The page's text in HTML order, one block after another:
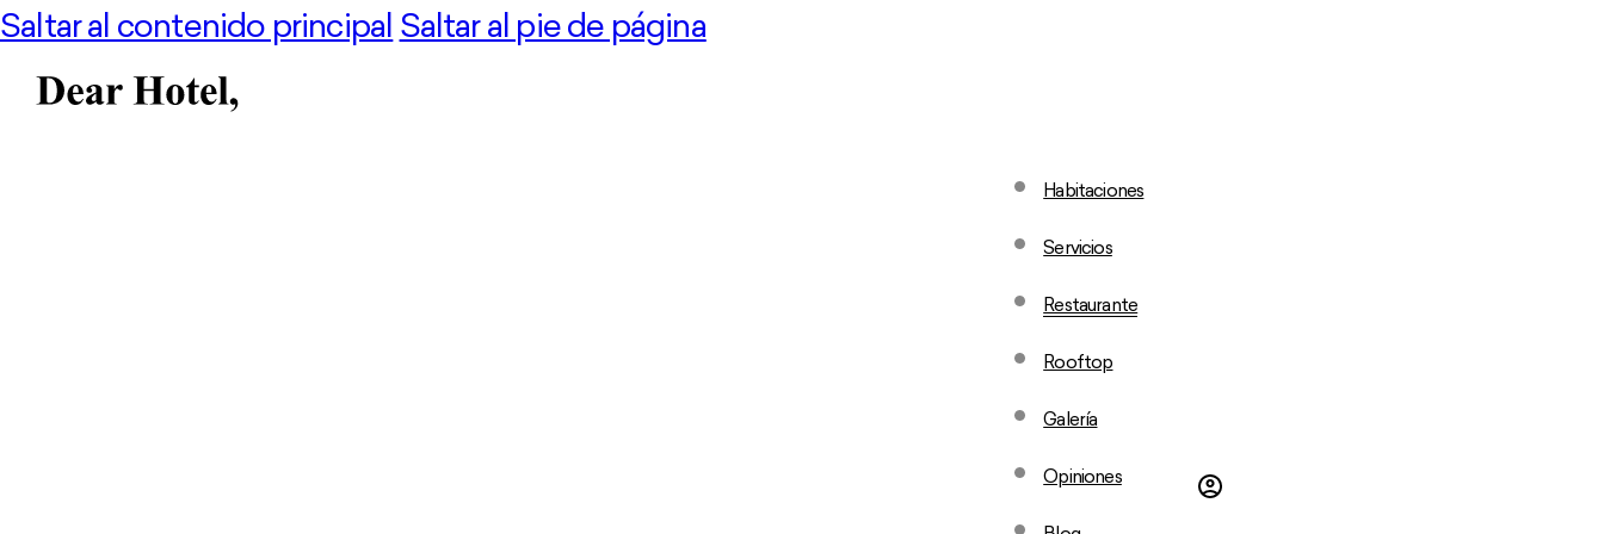
Saltar al contenido principal Saltar al pie de página
Habitaciones
Servicios
Restaurante
Rooftop
Galería
Opiniones